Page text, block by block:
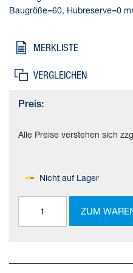
Baugröße=60, Hubreserve=0
MERKLISTE
VERGLEICHEN
Preis:
Alle Preise verstehen sich
Nicht auf Lager
ZUM